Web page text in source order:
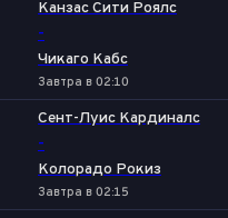
Канзас Сити Роялс
-
Чикаго Кабс
Завтра в 02:10
Сент-Луис Кардиналс
-
Колорадо Рокиз
Завтра в 02:15